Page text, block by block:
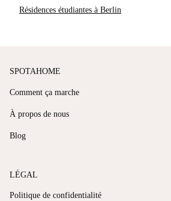
Résidences étudiantes à Berlin
SPOTAHOME
Comment ça marche
À propos de nous
Blog
LÉGAL
Politique de confidentialité